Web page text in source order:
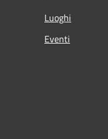
Luoghi
Eventi